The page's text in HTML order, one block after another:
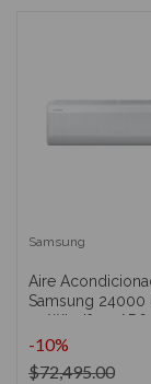
Samsung
Aire
Samsung 24000
21 Windfree
$72,495.00
-10%